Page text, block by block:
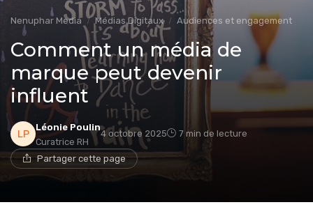
Nenuphar Media Médias Digitaux Audiences et engagement
Comment un média de
marque peut devenir
influent
Léonie Poulin
Curatrice RH
4 octobre 2025 7 min de lecture
Partager cette page